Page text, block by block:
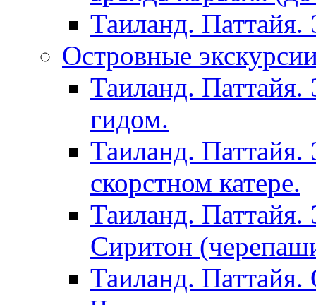
Таиланд.
Островные
Таиланд. Паттайя.
гидом.
Таиланд.
скорстном катере.
Таиланд.
Сиритон
Таиланд.